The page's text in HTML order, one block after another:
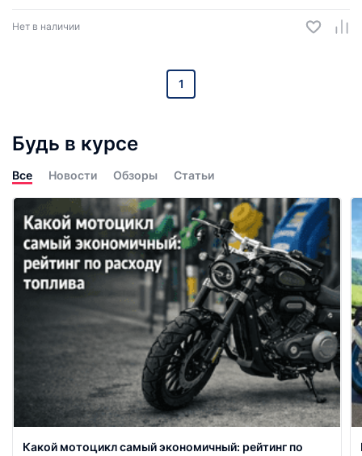
Нет в наличии
1
Будь в курсе
Все Новости Обзоры Статьи
Какой мотоцикл самый экономичный: рейтинг по